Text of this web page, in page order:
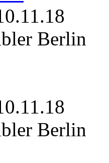
Berlin
Berlin